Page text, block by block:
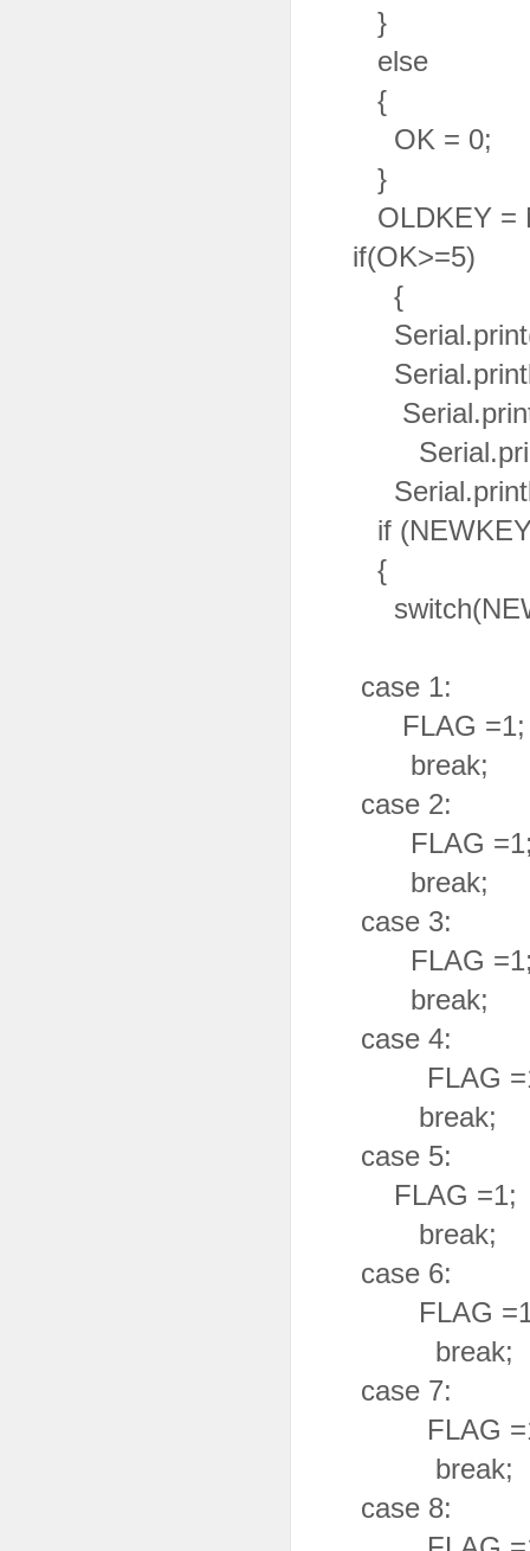
else
{
OK = 0;
}
OLDKEY =
if(OK>=5)
{
if (NEWKEY
{
case 1:
FLAG =1;
break;
case 2:
FLAG
break;
case 3:
FLAG
break;
case 4:
FLAG
break;
case 5:
FLAG =1;
break;
case 6:
FLAG
break;
case 7:
FLAG
break;
case 8: